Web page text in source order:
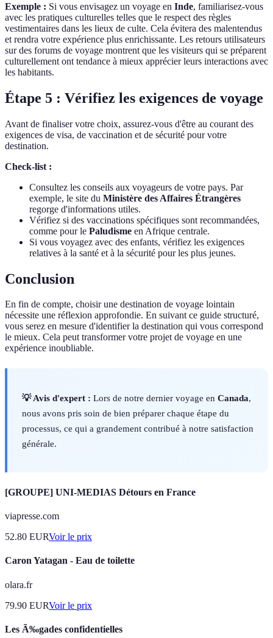
Exemple : Si vous envisagez un voyage en Inde, familiarisez-vous
avec les pratiques culturelles telles que le respect des règles
vestimentaires dans les lieux de culte. Cela évitera des malentendus
et rendra votre expérience plus enrichissante. Les retours utilisateurs
sur des forums de voyage montrent que les visiteurs qui se préparent
culturellement ont tendance à mieux apprécier leurs interactions avec
les habitants.
Étape 5 : Vérifiez les exigences de voyage
Avant de finaliser votre choix, assurez-vous d'être au courant des
exigences de visa, de vaccination et de sécurité pour votre
destination.
Check-list :
Consultez les conseils aux voyageurs de votre pays. Par
exemple, le site du Ministère des Affaires Étrangères
regorge d'informations utiles.
Vérifiez si des vaccinations spécifiques sont recommandées,
comme pour le Paludisme en Afrique centrale.
Si vous voyagez avec des enfants, vérifiez les exigences
relatives à la santé et à la sécurité pour les plus jeunes.
Conclusion
En fin de compte, choisir une destination de voyage lointain
nécessite une réflexion approfondie. En suivant ce guide structuré,
vous serez en mesure d'identifier la destination qui vous correspond
le mieux. Cela peut transformer votre projet de voyage en une
expérience inoubliable.
💡 Avis d'expert : Lors de notre dernier voyage en Canada,
nous avons pris soin de bien préparer chaque étape du
processus, ce qui a grandement contribué à notre satisfaction
générale.
[GROUPE] UNI-MEDIAS Détours en France
viapresse.com
52.80 EURVoir le prix
Caron Yatagan - Eau de toilette
olara.fr
79.90 EURVoir le prix
Les Ã‰gades confidentielles